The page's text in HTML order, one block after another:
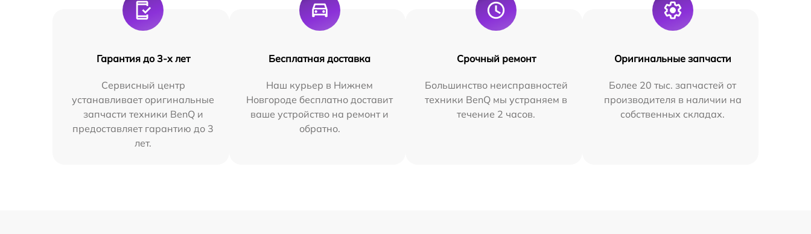
Гарантия до 3-х лет
Сервисный центр
устанавливает оригинальные
запчасти техники BenQ и
предоставляет гарантию до 3
лет.
Бесплатная доставка
Наш курьер в Нижнем
Новгороде бесплатно доставит
ваше устройство на ремонт и
обратно.
Срочный ремонт
Большинство неисправностей
техники BenQ мы устраняем в
течение 2 часов.
Оригинальные запчасти
Более 20 тыс. запчастей от
производителя в наличии на
собственных складах.